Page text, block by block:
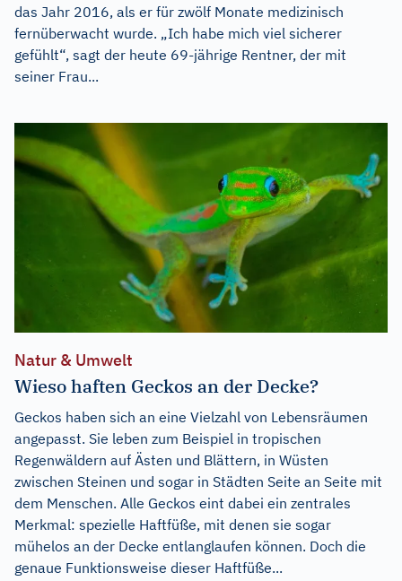
das Jahr 2016, als er für zwölf Monate medizinisch
fernüberwacht wurde. „Ich habe mich viel sicherer
gefühlt“, sagt der heute 69-jährige Rentner, der mit
seiner Frau...
Natur & Umwelt
Wieso haften Geckos an der Decke?
Geckos haben sich an eine Vielzahl von Lebensräumen
angepasst. Sie leben zum Beispiel in tropischen
Regenwäldern auf Ästen und Blättern, in Wüsten
zwischen Steinen und sogar in Städten Seite an Seite mit
dem Menschen. Alle Geckos eint dabei ein zentrales
Merkmal: spezielle Haftfüße, mit denen sie sogar
mühelos an der Decke entlanglaufen können. Doch die
genaue Funktionsweise dieser Haftfüße...